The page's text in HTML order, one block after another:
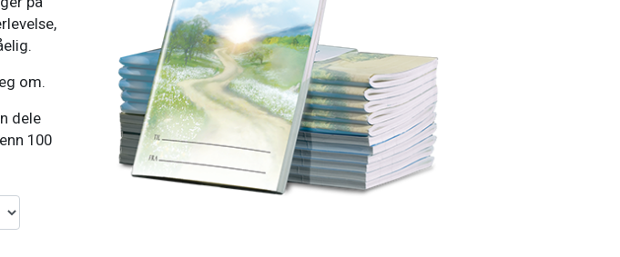
om.
dele
100